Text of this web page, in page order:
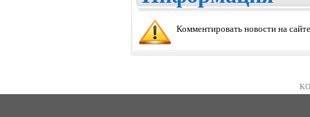
Комментировать новости на